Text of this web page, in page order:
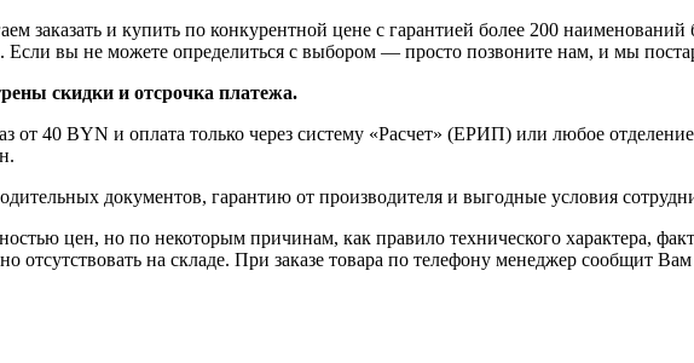
заказать и купить по конкурентной цене с гарантией более 200
Если вы не можете определиться с выбором — просто позвоните нам, и мы
скидки и отсрочка платежа.
от 40 BYN и оплата только через систему «Расчет» (ЕРИП) или любое
документов, гарантию от производителя и выгодные условия
цен, но по некоторым причинам, как правило технического характера,
отсутствовать на складе. При заказе товара по телефону менеджер сообщит